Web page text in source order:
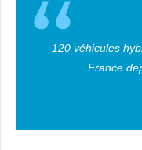
120 véhicules
France